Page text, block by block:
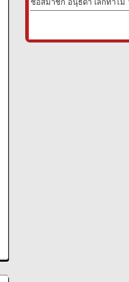
ชื่อสมาชิก อนุธิดา เล็กท่าไม้